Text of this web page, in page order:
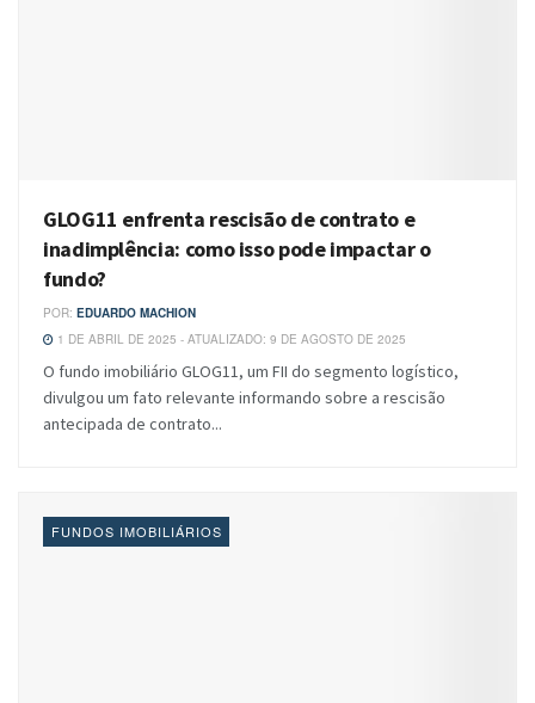
GLOG11 enfrenta rescisão de contrato e
inadimplência: como isso pode impactar o
fundo?
POR: EDUARDO MACHION
1 DE ABRIL DE 2025 - ATUALIZADO: 9 DE AGOSTO DE 2025
O fundo imobiliário GLOG11, um FII do segmento logístico,
divulgou um fato relevante informando sobre a rescisão
antecipada de contrato...
FUNDOS IMOBILIÁRIOS